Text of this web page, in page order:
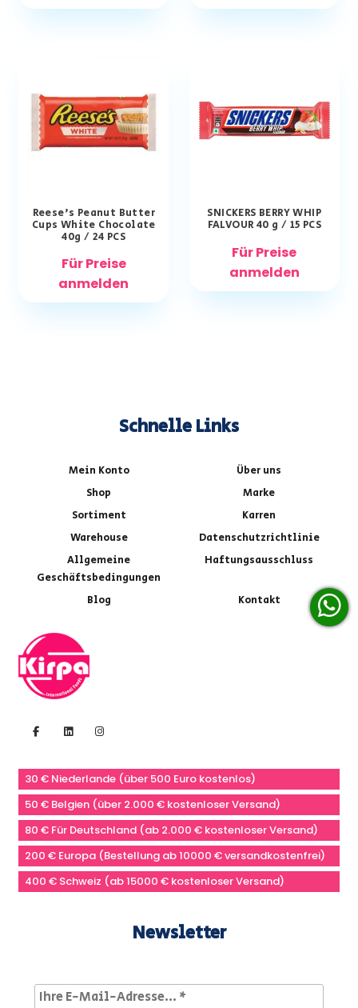
Reese’s Peanut Butter
Cups White Chocolate
40g / 24 PCS
Für Preise
anmelden
SNICKERS BERRY WHIP
FALVOUR 40 g / 15 PCS
Für Preise
anmelden
Schnelle Links
Mein Konto
Über uns
Shop
Marke
Sortiment
Karren
Warehouse
Datenschutzrichtlinie
Allgemeine
Geschäftsbedingungen
Haftungsausschluss
Blog Kontakt
30 € Niederlande (über 500 Euro kostenlos)
50 € Belgien (über 2.000 € kostenloser Versand)
80 € Für Deutschland (ab 2.000 € kostenloser Versand)
200 € Europa (Bestellung ab 10000 € versandkostenfrei)
400 € Schweiz (ab 15000 € kostenloser Versand)
Newsletter